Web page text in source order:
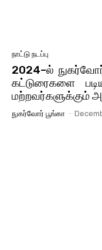
நாட்டு நடப்பு
2024–ல்
கட்டுரைகளை
மற்றவர்களுக்கும்
நுகர்வோர் பூங்கா -